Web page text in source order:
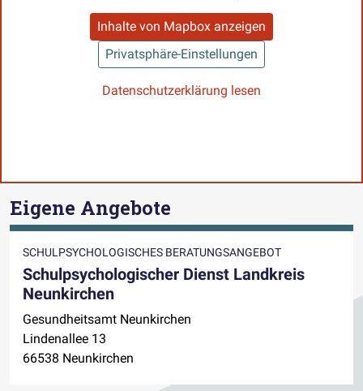
Inhalte von Mapbox anzeigen
Privatsphäre-Einstellungen
Datenschutzerklärung lesen
Eigene Angebote
SCHULPSYCHOLOGISCHES BERATUNGSANGEBOT
Schulpsychologischer Dienst Landkreis
Neunkirchen
Gesundheitsamt Neunkirchen
Lindenallee 13
66538 Neunkirchen